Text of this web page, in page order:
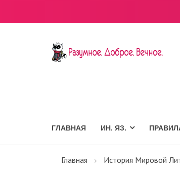
ГЛАВНАЯ ИН. ЯЗ.
Главная История Мировой